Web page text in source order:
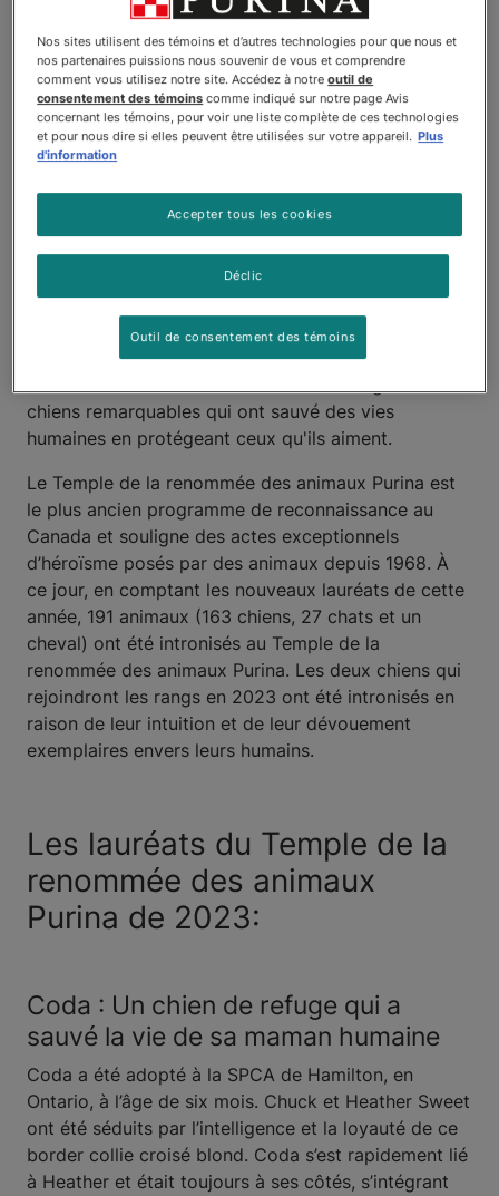
En cette 55e année d’histoire, le
Temple de la renommée des
animaux Purina reconnait deux
chiens exceptionnels
MISSISSAUGA, le 20 juillet 2023– Les chiens sont
bien plus que des animaux de compagnie : ils sont
des membres à part entière de leur famille. Purina
chiens remarquables qui ont sauvé des vies
humaines en protégeant ceux qu'ils aiment.
Le Temple de la renommée des animaux Purina est
le plus ancien programme de reconnaissance au
Canada et souligne des actes exceptionnels
d’héroïsme posés par des animaux depuis 1968. À
ce jour, en comptant les nouveaux lauréats de cette
année, 191 animaux (163 chiens, 27 chats et un
cheval) ont été intronisés au Temple de la
renommée des animaux Purina. Les deux chiens qui
rejoindront les rangs en 2023 ont été intronisés en
raison de leur intuition et de leur dévouement
exemplaires envers leurs humains.
Les lauréats du Temple de la
renommée des animaux
Purina de 2023:
Coda : Un chien de refuge qui a
sauvé la vie de sa maman humaine
Coda a été adopté à la SPCA de Hamilton, en
Ontario, à l’âge de six mois. Chuck et Heather Sweet
ont été séduits par l’intelligence et la loyauté de ce
border collie croisé blond. Coda s’est rapidement lié
à Heather et était toujours à ses côtés, s’intégrant
Nos sites utilisent des témoins et d’autres technologies pour que nous et
nos partenaires puissions nous souvenir de vous et comprendre
comment vous utilisez notre site. Accédez à notreoutil de
consentement des témoins comme indiqué sur notre page Avis
concernant les témoins, pour voir une liste complète de ces technologies
et pour nous dire si elles peuvent être utilisées sur votre appareil. Plus
d'information
Déclic
Accepter tous les cookies
Outil de consentement des témoins